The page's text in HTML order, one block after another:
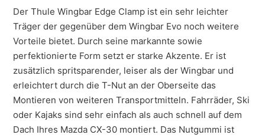
Der Thule Wingbar Edge Clamp ist ein sehr leichter
Träger der gegenüber dem Wingbar Evo noch weitere
Vorteile bietet. Durch seine markannte sowie
perfektionierte Form setzt er starke Akzente. Er ist
zusätzlich spritsparender, leiser als der Wingbar und
erleichtert durch die T-Nut an der Oberseite das
Montieren von weiteren Transportmitteln. Fahrräder, Ski
oder Kajaks sind sehr einfach als auch schnell auf dem
Dach Ihres Mazda CX-30 montiert. Das Nutgummi ist